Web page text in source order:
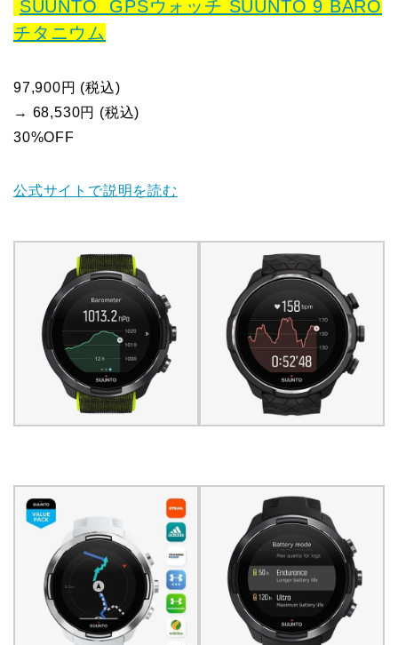
SUUNTO GPSウォッチ SUUNTO 9 BARO
チタニウム
97,900円 (税込)
→ 68,530円 (税込)
30%OFF
公式サイトで説明を読む